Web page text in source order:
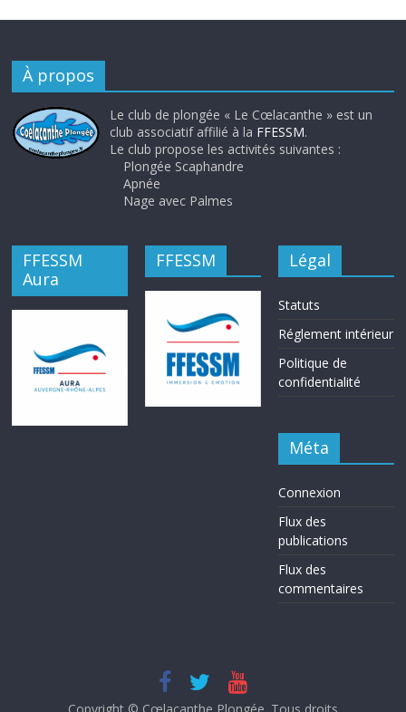
À propos
Le club de plongée « Le Cœlacanthe » est un
club associatif affilié à la FFESSM.
Le club propose les activités suivantes :
Plongée Scaphandre
Apnée
Nage avec Palmes
FFESSM
Aura
FFESSM Légal
Statuts
Réglement intérieur
Politique de
confidentialité
Méta
Connexion
Flux des
publications
Flux des
commentaires